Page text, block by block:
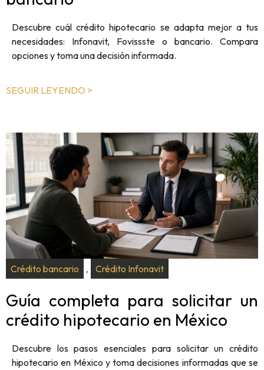
Descubre cuál crédito hipotecario se adapta mejor a tus
necesidades: Infonavit, Fovissste o bancario. Compara
opciones y toma una decisión informada.
SEGUIR LEYENDO >
Crédito bancario , Crédito Infonavit
Guía completa para solicitar un
crédito hipotecario en México
Descubre los pasos esenciales para solicitar un crédito
hipotecario en México y toma decisiones informadas que se